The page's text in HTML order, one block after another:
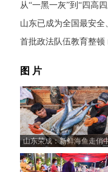
从“一黑一灰”到“四高
山东已成为全国最安
首批政法队伍教育整顿
图 片
山东荣成：新鲜海鱼走俏
市场